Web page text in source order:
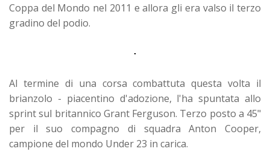
Coppa del Mondo nel 2011 e allora gli era valso il terzo
gradino del podio.
Al termine di una corsa combattuta questa volta il
brianzolo - piacentino d'adozione, l'ha spuntata allo
sprint sul britannico Grant Ferguson. Terzo posto a 45"
per il suo compagno di squadra Anton Cooper,
campione del mondo Under 23 in carica.